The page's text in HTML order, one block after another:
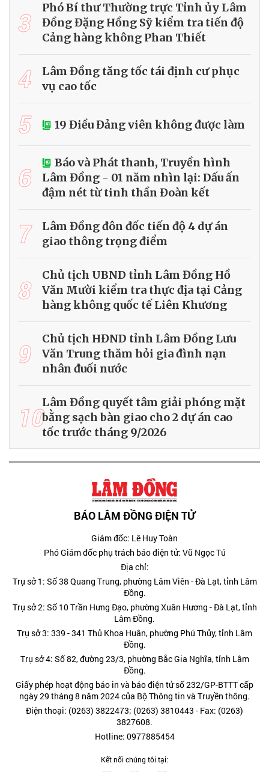
3
Phó Bí thư Thường trực Tỉnh ủy Lâm
Đồng Đặng Hồng Sỹ kiểm tra tiến độ
Cảng hàng không Phan Thiết
4
Lâm Đồng tăng tốc tái định cư phục
vụ cao tốc
5 19 Điều Đảng viên không được làm
6
Báo và Phát thanh, Truyền hình
Lâm Đồng - 01 năm nhìn lại: Dấu ấn
đậm nét từ tinh thần Đoàn kết
7
Lâm Đồng đôn đốc tiến độ 4 dự án
giao thông trọng điểm
8
Chủ tịch UBND tỉnh Lâm Đồng Hồ
Văn Mười kiểm tra thực địa tại Cảng
hàng không quốc tế Liên Khương
9
Chủ tịch HĐND tỉnh Lâm Đồng Lưu
Văn Trung thăm hỏi gia đình nạn
nhân đuối nước
10Lâm Đồng quyết tâm giải phóng mặt
bằng sạch bàn giao cho 2 dự án cao
tốc trước tháng 9/2026
BÁO LÂM ĐỒNG ĐIỆN TỬ
Giám đốc: Lê Huy Toàn
Phó Giám đốc phụ trách báo điện tử: Vũ Ngọc Tú
Địa chỉ:
Trụ sở 1: Số 38 Quang Trung, phường Lâm Viên - Đà Lạt, tỉnh Lâm
Đồng.
Trụ sở 2: Số 10 Trần Hưng Đạo, phường Xuân Hương - Đà Lạt, tỉnh
Lâm Đồng.
Trụ sở 3: 339 - 341 Thủ Khoa Huân, phường Phú Thủy, tỉnh Lâm
Đồng.
Trụ sở 4: Số 82, đường 23/3, phường Bắc Gia Nghĩa, tỉnh Lâm
Đồng.
Giấy phép hoạt động báo in và báo điện tử số 232/GP-BTTT cấp
ngày 29 tháng 8 năm 2024 của Bộ Thông tin và Truyền thông.
Điện thoại: (0263) 3822473; (0263) 3810443 - Fax: (0263)
3827608.
Hotline: 0977885454
Kết nối chúng tôi tại: